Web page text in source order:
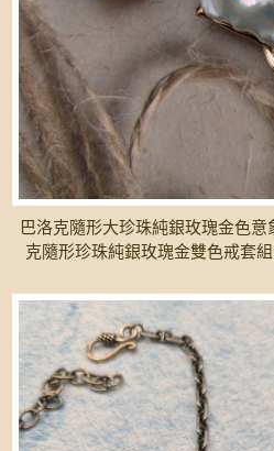
巴洛克隨形大珍珠純銀玫瑰金色
克隨形珍珠純銀玫瑰金雙色戒套